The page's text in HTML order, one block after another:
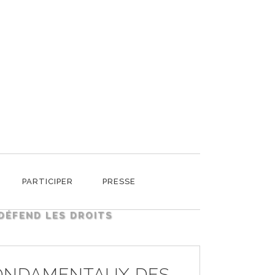
PARTICIPER PRESSE
LES DROITS